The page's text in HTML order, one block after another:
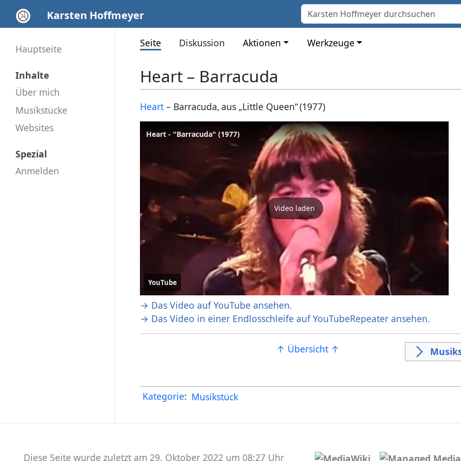
Karsten Hoffmeyer
Hauptseite
Inhalte
Über mich
Musikstücke
Websites
Spezial
Anmelden
Seite Diskussion Aktionen Werkzeuge
Heart – Barracuda
Heart – Barracuda, aus „Little Queen“ (1977)
Heart - "Barracuda" (1977)
Video laden
YouTube
→ Das Video auf YouTube ansehen.
→ Das Video in einer Endlosschleife auf YouTubeRepeater ansehen.
↑ Übersicht ↑
Kategorie: Musikstück
Diese Seite wurde zuletzt am 29. Oktober 2022 um 08:27 Uhr